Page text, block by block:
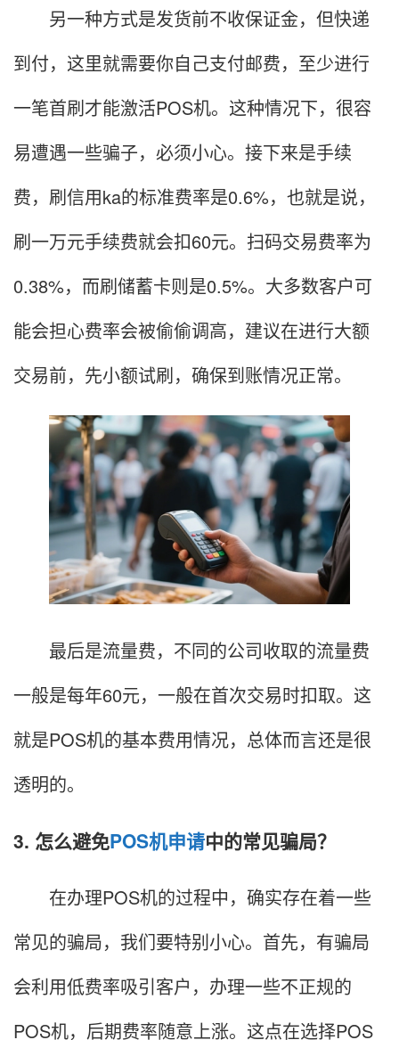
另一种方式是发货前不收保证金，但快递
到付，这里就需要你自己支付邮费，至少进行
一笔首刷才能激活POS机。这种情况下，很容
易遭遇一些骗子，必须小心。接下来是手续
费，刷信用ka的标准费率是0.6%，也就是说，
刷一万元手续费就会扣60元。扫码交易费率为
0.38%，而刷储蓄卡则是0.5%。大多数客户可
能会担心费率会被偷偷调高，建议在进行大额
交易前，先小额试刷，确保到账情况正常。
最后是流量费，不同的公司收取的流量费
一般是每年60元，一般在首次交易时扣取。这
就是POS机的基本费用情况，总体而言还是很
透明的。
3. 怎么避免POS机申请中的常见骗局？
在办理POS机的过程中，确实存在着一些
常见的骗局，我们要特别小心。首先，有骗局
会利用低费率吸引客户，办理一些不正规的
POS机，后期费率随意上涨。这点在选择POS